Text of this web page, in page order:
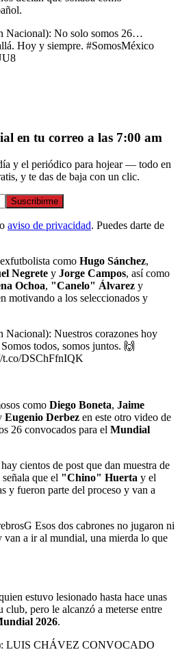
Nacional): No solo somos 26…
Hoy y siempre. #SomosMéxico
en tu correo a las 7:00 am
y el periódico para hojear — todo en
y te das de baja con un clic.
Suscribirme
aviso de privacidad. Puedes darte de
como Hugo Sánchez,
Negrete y Jorge Campos, así como
Ochoa, "Canelo" Álvarez y
motivando a los seleccionados y
Nacional): Nuestros corazones hoy
todos, somos juntos. 🙌
DSChFfnIQK
como Diego Boneta, Jaime
Eugenio Derbez en este otro video de
26 convocados para el Mundial
cientos de post que dan muestra de
que el "Chino" Huerta y el
y fueron parte del proceso y van a
Esos dos cabrones no jugaron ni
a ir al mundial, una mierda lo que
estuvo lesionado hasta hace unas
club, pero le alcanzó a meterse entre
2026.
LUIS CHÁVEZ CONVOCADO